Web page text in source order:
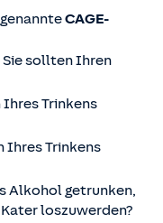
CAGE-
Sie sollten Ihren
Trinkens
Ihres Trinkens
Alkohol getrunken,
loszuwerden?